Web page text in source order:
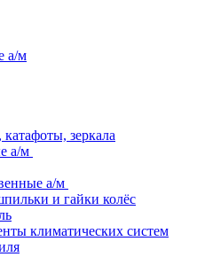
а/м
зеркала
а/м
а/м
и гайки колёс
климатических систем